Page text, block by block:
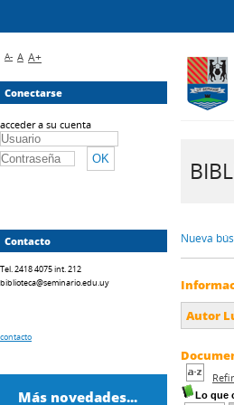
Nueva
Autor
Lo que
A- A A+
Conectarse
acceder a su cuenta
Contacto
Tel. 2418 4075 int. 212
biblioteca@seminario.edu.uy
contacto
Más novedades...